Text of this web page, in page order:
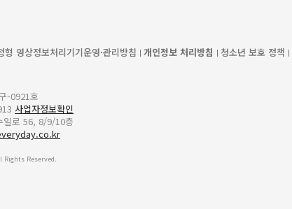
형 영상정보처리기기운영·관리방침 개인정보 처리방침
청소년 보호 정책
-0921호
사업자정보확인
일로 56, 8/9/10층
Rights Reserved.